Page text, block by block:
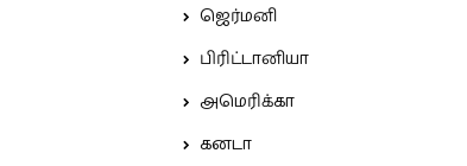
ஜெர்மனி
பிரிட்டானியா
அமெரிக்கா
கனடா